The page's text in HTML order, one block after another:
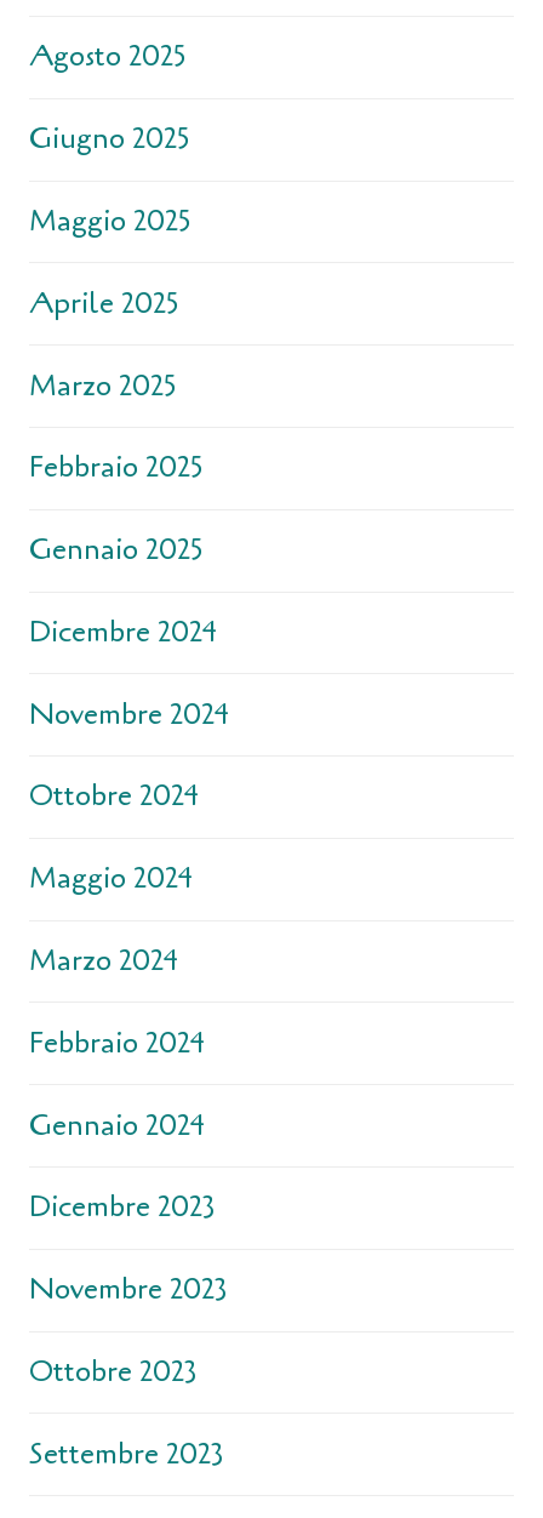
Agosto 2025
Giugno 2025
Maggio 2025
Aprile 2025
Marzo 2025
Febbraio 2025
Gennaio 2025
Dicembre 2024
Novembre 2024
Ottobre 2024
Maggio 2024
Marzo 2024
Febbraio 2024
Gennaio 2024
Dicembre 2023
Novembre 2023
Ottobre 2023
Settembre 2023